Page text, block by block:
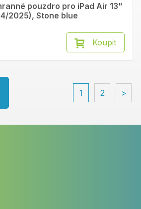
pouzdro pro iPad Air 13"
2025), Stone blue
Koupit
1 2 >